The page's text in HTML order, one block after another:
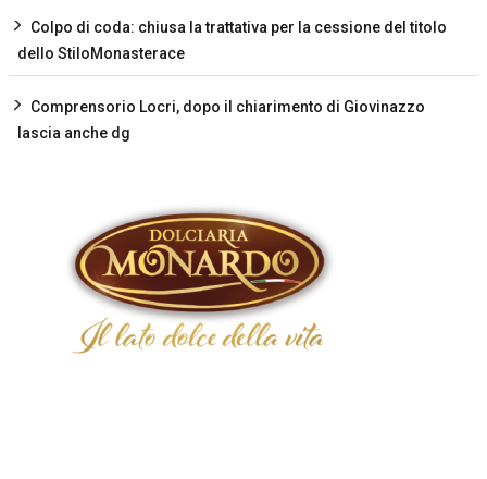
Colpo di coda: chiusa la trattativa per la cessione del titolo
dello StiloMonasterace
Comprensorio Locri, dopo il chiarimento di Giovinazzo
lascia anche dg